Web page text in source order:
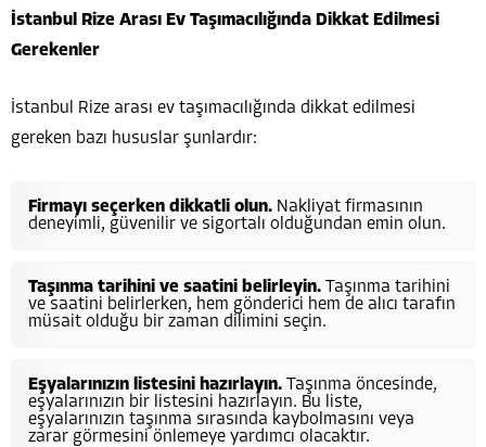
İstanbul Rize Arası Ev Taşımacılığında Dikkat Edilmesi
Gerekenler
İstanbul Rize arası ev taşımacılığında dikkat edilmesi
gereken bazı hususlar şunlardır:
Firmayı seçerken dikkatli olun. Nakliyat firmasının
deneyimli, güvenilir ve sigortalı olduğundan emin olun.
Taşınma tarihini ve saatini belirleyin. Taşınma tarihini
ve saatini belirlerken, hem gönderici hem de alıcı tarafın
müsait olduğu bir zaman dilimini seçin.
Eşyalarınızın listesini hazırlayın. Taşınma öncesinde,
eşyalarınızın bir listesini hazırlayın. Bu liste,
eşyalarınızın taşınma sırasında kaybolmasını veya
zarar görmesini önlemeye yardımcı olacaktır.